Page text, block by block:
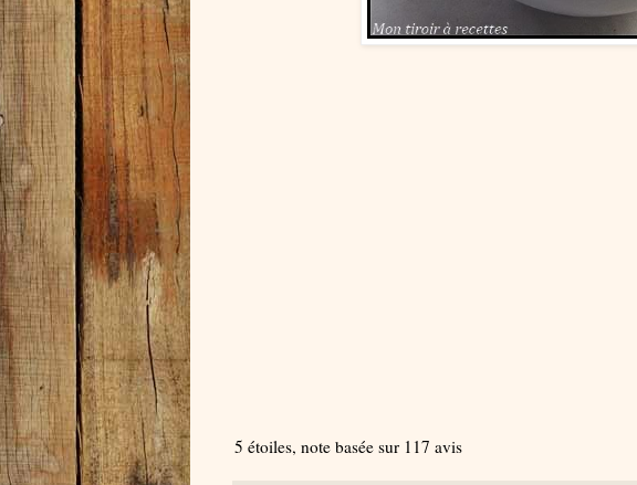
5 étoiles, note basée sur 117 avis